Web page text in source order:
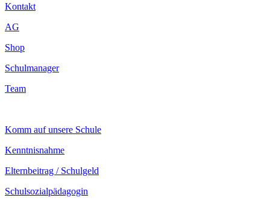
Kontakt
AG
Shop
Schulmanager
Team
Komm auf unsere Schule
Kenntnisnahme
Elternbeitrag / Schulgeld
Schulsozialpädagogin